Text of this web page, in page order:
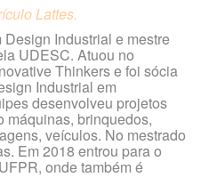
Lattes.
Design Industrial e mestre
UDESC. Atuou no
Thinkers e foi sócia
Industrial em
desenvolveu projetos
máquinas, brinquedos,
veículos. No mestrado
Em 2018 entrou para o
onde também é